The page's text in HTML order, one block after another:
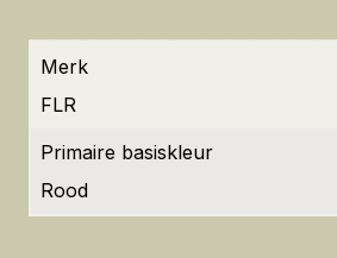
Merk
FLR
Primaire basiskleur
Rood